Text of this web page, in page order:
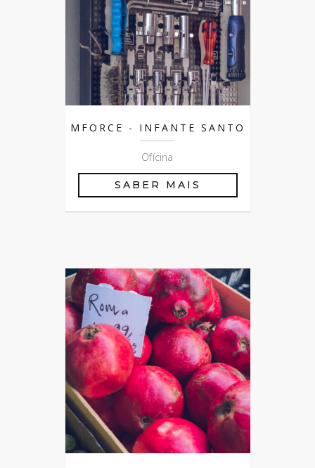
MFORCE - INFANTE SANTO
Ofícina
SABER MAIS